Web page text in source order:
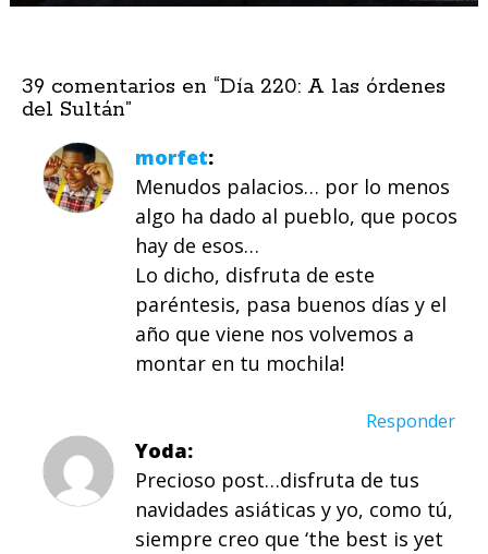
39 comentarios en “Día 220: A las órdenes
del Sultán”
morfet
Menudos palacios… por lo menos
algo ha dado al pueblo, que pocos
hay de esos…
Lo dicho, disfruta de este
paréntesis, pasa buenos días y el
año que viene nos volvemos a
montar en tu mochila!
Responder
Yoda
Precioso post…disfruta de tus
navidades asiáticas y yo, como tú,
siempre creo que ‘the best is yet